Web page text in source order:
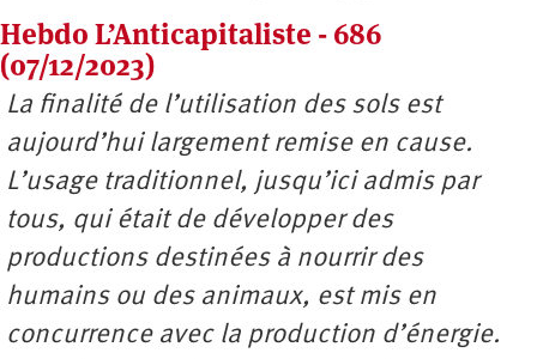
Hebdo L’Anticapitaliste - 686
(07/12/2023)
La finalité de l’utilisation des sols est
aujourd’hui largement remise en cause.
L’usage traditionnel, jusqu’ici admis par
tous, qui était de développer des
productions destinées à nourrir des
humains ou des animaux, est mis en
concurrence avec la production d’énergie.